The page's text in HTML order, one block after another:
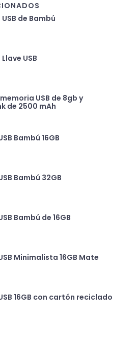
de Bambú
USB
memoria USB de 8gb y
de 2500 mAh
Bambú 16GB
Bambú 32GB
Bambú de 16GB
Minimalista 16GB Mate
16GB con cartón reciclado